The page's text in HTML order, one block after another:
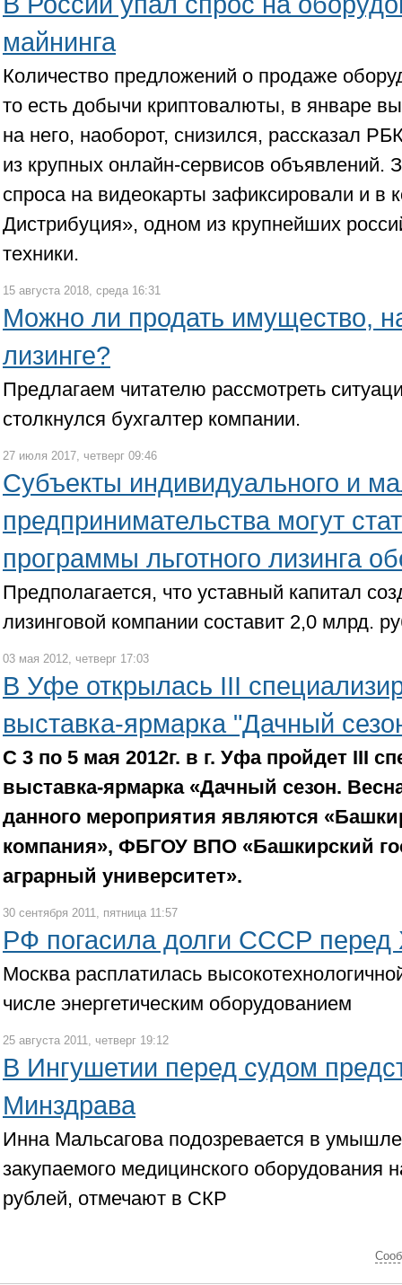
майнинга
Количество предложений о продаже
то есть добычи криптовалюты, в январе
на него, наоборот, снизился, рассказал
из крупных онлайн-сервисов объявлений.
спроса на видеокарты зафиксировали и в
Дистрибуция», одном из крупнейших
техники.
15 августа 2018, среда 16:31
Можно ли продать имущество,
лизинге?
Предлагаем читателю рассмотреть
столкнулся бухгалтер компании.
27 июля 2017, четверг 09:46
Субъекты индивидуального и
предпринимательства могут
программы льготного лизинга
Предполагается, что уставный капитал
лизинговой компании составит 2,0 млрд.
03 мая 2012, четверг 17:03
В Уфе открылась III
выставка-ярмарка "Дачный
C 3 по 5 мая 2012г. в г. Уфа пройдет III
выставка-ярмарка «Дачный сезон.
данного мероприятия являются
компания», ФБГОУ ВПО «Башкирский
аграрный университет».
30 сентября 2011, пятница 11:57
РФ погасила долги СССР перед
Москва расплатилась
числе энергетическим оборудованием
25 августа 2011, четверг 19:12
В Ингушетии перед судом
Минздрава
Инна Мальсагова подозревается в
закупаемого медицинского оборудования
рублей, отмечают в СКР